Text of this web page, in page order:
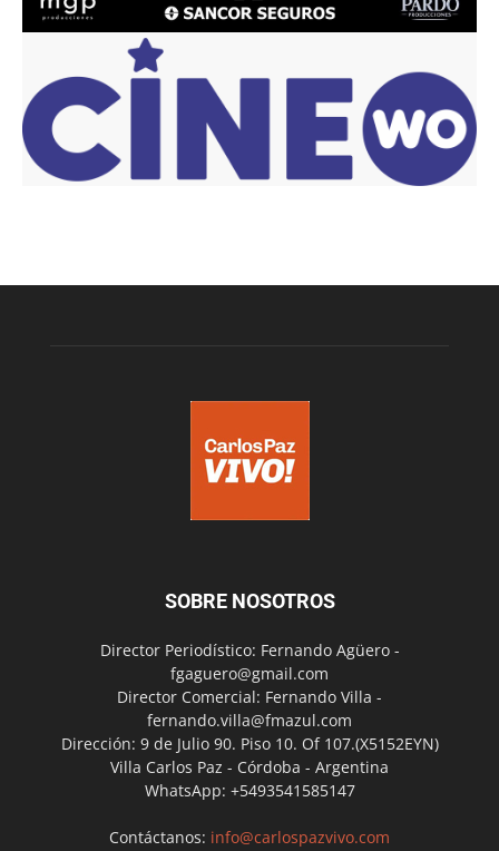
SOBRE NOSOTROS
Director Periodístico: Fernando Agüero -
fgaguero@gmail.com
Director Comercial: Fernando Villa -
fernando.villa@fmazul.com
Dirección: 9 de Julio 90. Piso 10. Of 107.(X5152EYN)
Villa Carlos Paz - Córdoba - Argentina
WhatsApp: +5493541585147
Contáctanos: info@carlospazvivo.com